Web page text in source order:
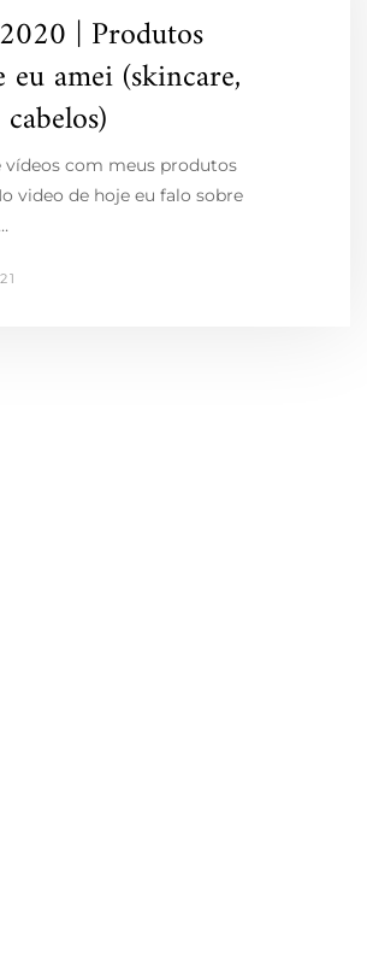
| Produtos
amei (skincare,
vídeos com meus produtos
video de hoje eu falo sobre